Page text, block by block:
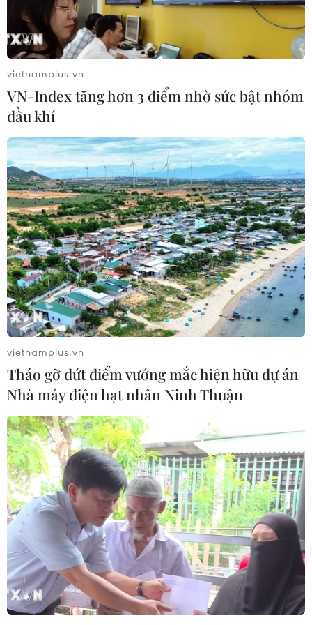
Iran khử trùng xe buýt, tàu điện
ngầm chống dịch COVID-19
26/02/2020 03:21
Iran hiện là quốc gia có số người chết vì COVID-19 lớn
thứ hai thế giới, với 15 nạn nhân; có gần 100 người
nhiễm bệnh trong đó có một Thứ trưởng Bộ Y tế.
Bahrain xác nhận 3 ca nhiễm SARS-CoV-2
mới, đều đã bay qua Iran
26/02/2020 07:35
Số ca nhiễm SARS-CoV-2 tại Bahrain lên tới 26 ca sau
vietnamplus.vn
VN-Index tăng hơn 3 điểm nhờ sức bật nhóm
dầu khí
vietnamplus.vn
Tháo gỡ dứt điểm vướng mắc hiện hữu dự án
Nhà máy điện hạt nhân Ninh Thuận